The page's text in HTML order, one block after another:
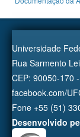
Universidade
Rua Sarmento
CEP: 90050-170
facebook.com/
Fone +55 (51)
Desenvolvido